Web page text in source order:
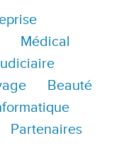
Médical
Beauté
Partenaires